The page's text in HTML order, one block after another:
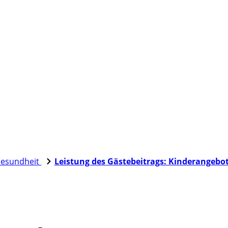
Leistung des Gästebeitrags: